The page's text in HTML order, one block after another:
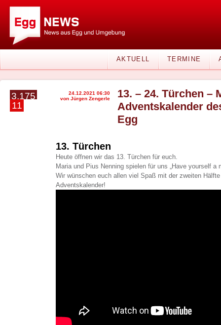
AKTUELL TERMINE
3.175
11
24.12.2021 06:30
von Jürgen Zengerle
13. – 24. Türchen –
Adventskalender
Egg
13. Türchen
Heute öffnen wir das 13. Türchen für euch.
Maria und Pius Nenning spielen für uns „Have yourself a
Wir wünschen euch allen viel Spaß mit der zweiten
Adventskalender!